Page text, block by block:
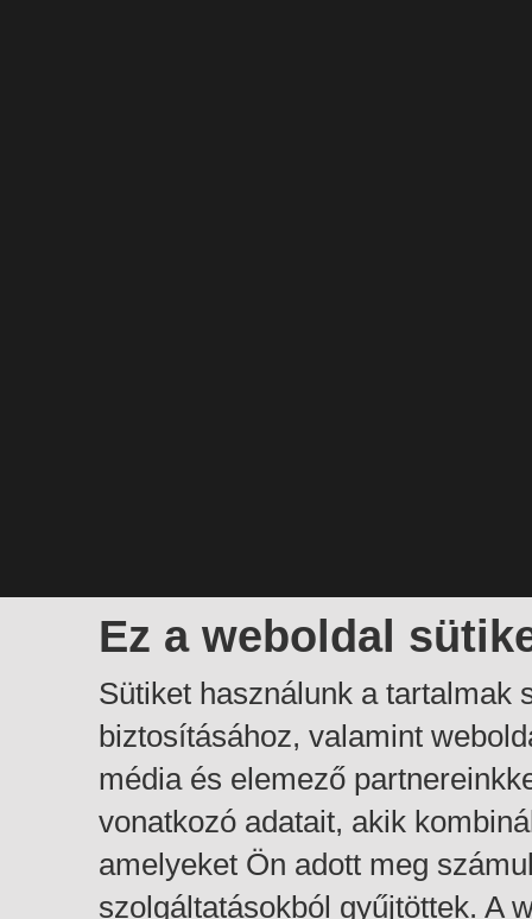
Ez a weboldal
Sütiket használunk a tartalmak
biztosításához, valamint
média és elemező
vonatkozó adatait, akik
amelyeket Ön adott meg
szolgáltatásokból gyűjtöttek. A